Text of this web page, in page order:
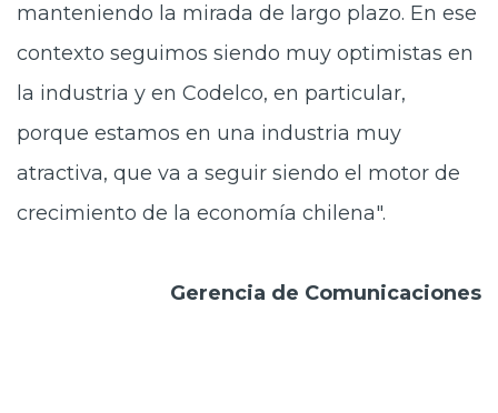
manteniendo la mirada de largo plazo. En ese
contexto seguimos siendo muy optimistas en
la industria y en Codelco, en particular,
porque estamos en una industria muy
atractiva, que va a seguir siendo el motor de
crecimiento de la economía chilena".
Gerencia de Comunicaciones